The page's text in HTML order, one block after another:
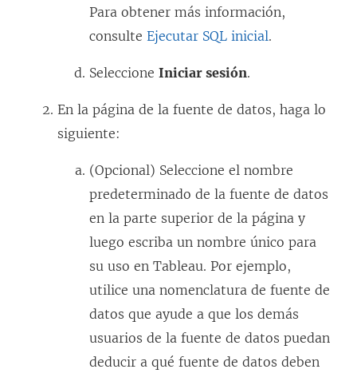
e
a
Para obtener más información,
consulte Ejecutar SQL inicial.
Seleccione Iniciar sesión.
En la página de la fuente de datos, haga lo
siguiente:
(Opcional) Seleccione el nombre
predeterminado de la fuente de datos
en la parte superior de la página y
luego escriba un nombre único para
su uso en Tableau. Por ejemplo,
utilice una nomenclatura de fuente de
datos que ayude a que los demás
usuarios de la fuente de datos puedan
deducir a qué fuente de datos deben